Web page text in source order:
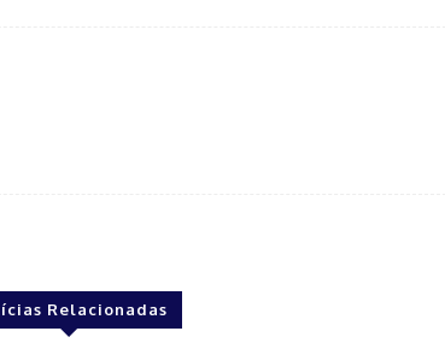
Relacionadas